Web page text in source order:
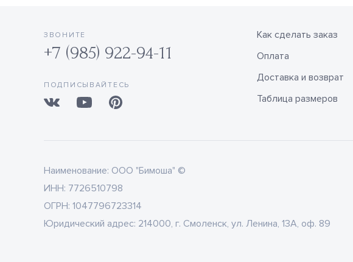
ЗВОНИТЕ
+7 (985) 922-94-11
ПОДПИСЫВАЙТЕСЬ
Как сделать заказ
Оплата
Доставка и возврат
Таблица размеров
Наименование: ООО "Бимоша" ©
ИНН: 7726510798
ОГРН: 1047796723314
Юридический адрес: 214000, г. Смоленск, ул. Ленина, 13А, оф. 89